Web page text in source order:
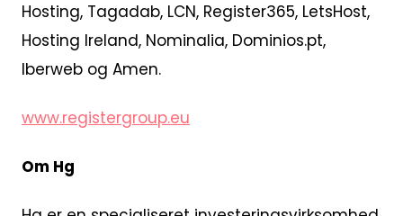
Hosting, Tagadab, LCN, Register365, LetsHost,
Hosting Ireland, Nominalia, Dominios.pt,
Iberweb og Amen.
www.registergroup.eu
Om Hg